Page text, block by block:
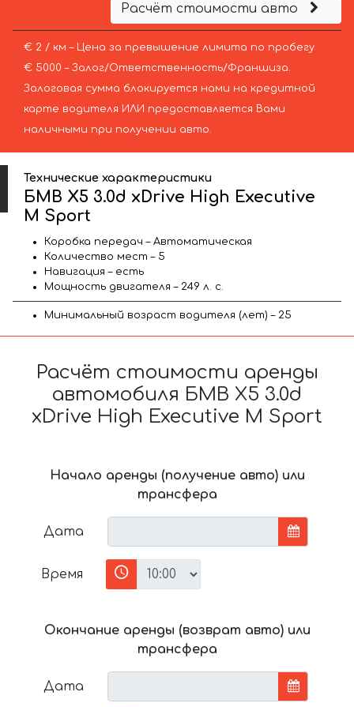
Расчёт стоимости авто
€ 2 / км – Цена за превышение лимита по пробегу
€ 5000 – Залог/Ответственность/Франшиза.
Залоговая сумма блокируется нами на кредитной
карте водителя ИЛИ предоставляется Вами
наличными при получении авто.
Технические характеристики
БМВ X5 3.0d xDrive High Executive
M Sport
Коробка передач – Автоматическая
Количество мест – 5
Навигация – есть
Мощность двигателя – 249 л. с.
Минимальный возраст водителя (лет) – 25
Расчёт стоимости аренды
автомобиля БМВ X5 3.0d
xDrive High Executive M Sport
Начало аренды (получение авто) или
трансфера
Дата
Время
Окончание аренды (возврат авто) или
трансфера
Дата